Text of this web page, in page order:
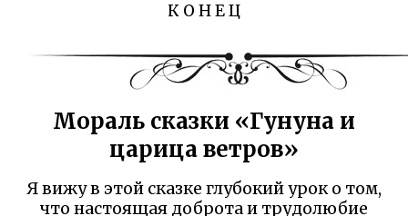
К О Н Е Ц
Мораль сказки «Гунуна и
царица ветров»
Я вижу в этой сказке глубокий урок о том,
что настоящая доброта и трудолюбие